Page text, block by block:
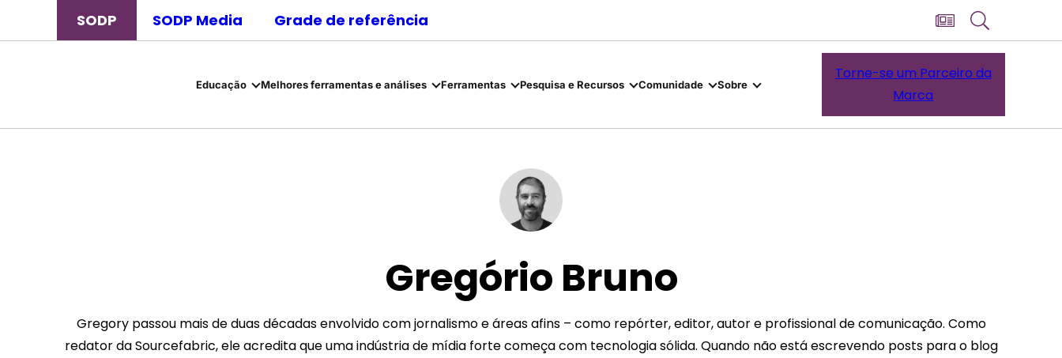
SODP SODP Media Grade de referência
Educação Melhores ferramentas e análises Ferramentas Pesquisa e Recursos Comunidade Sobre
Torne-se um Parceiro da
Marca
Gregório Bruno
Gregory passou mais de duas décadas envolvido com jornalismo e áreas afins – como repórter, editor, autor e profissional de comunicação. Como
redator da Sourcefabric, ele acredita que uma indústria de mídia forte começa com tecnologia sólida. Quando não está escrevendo posts para o blog